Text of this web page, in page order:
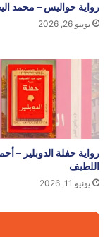
رواية حواليس – محمد
يونيو 26, 2026
رواية حفلة الدوبلير –
اللطيف
يونيو 11, 2026